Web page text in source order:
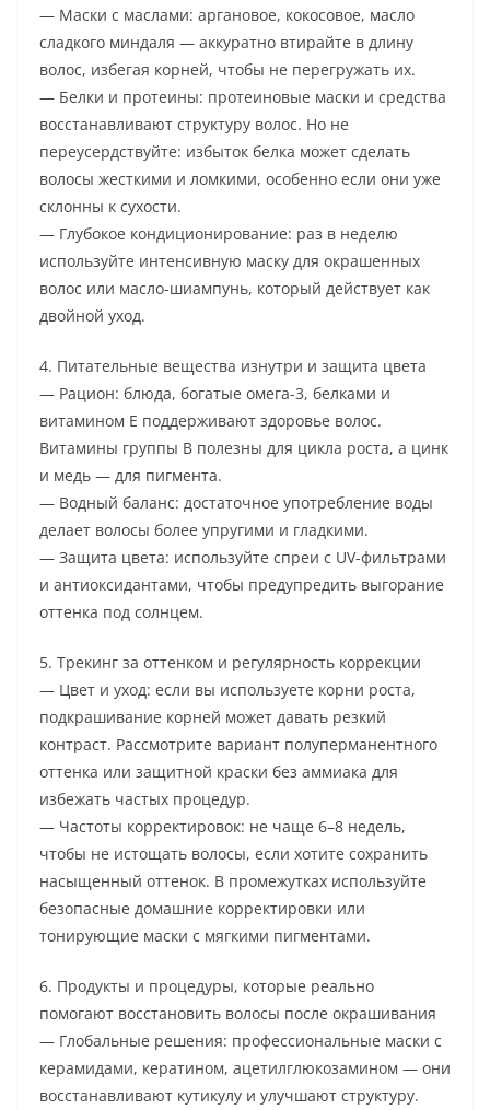
— Маски с маслами: аргановое, кокосовое, масло
сладкого миндаля — аккуратно втирайте в длину
волос, избегая корней, чтобы не перегружать их.
— Белки и протеины: протеиновые маски и средства
восстанавливают структуру волос. Но не
переусердствуйте: избыток белка может сделать
волосы жесткими и ломкими, особенно если они уже
склонны к сухости.
— Глубокое кондиционирование: раз в неделю
используйте интенсивную маску для окрашенных
волос или масло-шиампунь, который действует как
двойной уход.
4. Питательные вещества изнутри и защита цвета
— Рацион: блюда, богатые омега-3, белками и
витамином E поддерживают здоровье волос.
Витамины группы B полезны для цикла роста, а цинк
и медь — для пигмента.
— Водный баланс: достаточное употребление воды
делает волосы более упругими и гладкими.
— Защита цвета: используйте спреи с UV-фильтрами
и антиоксидантами, чтобы предупредить выгорание
оттенка под солнцем.
5. Трекинг за оттенком и регулярность коррекции
— Цвет и уход: если вы используете корни роста,
подкрашивание корней может давать резкий
контраст. Рассмотрите вариант полуперманентного
оттенка или защитной краски без аммиака для
избежать частых процедур.
— Частоты корректировок: не чаще 6–8 недель,
чтобы не истощать волосы, если хотите сохранить
насыщенный оттенок. В промежутках используйте
безопасные домашние корректировки или
тонирующие маски с мягкими пигментами.
6. Продукты и процедуры, которые реально
помогают восстановить волосы после окрашивания
— Глобальные решения: профессиональные маски с
керамидами, кератином, ацетилглюкозамином — они
восстанавливают кутикулу и улучшают структуру.